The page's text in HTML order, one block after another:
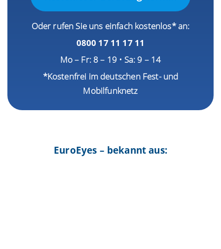
Oder rufen Sie uns einfach kostenlos* an:
0800 17 11 17 11
Mo – Fr: 8 – 19 • Sa: 9 – 14
*Kostenfrei im deutschen Fest- und
Mobilfunknetz
EuroEyes – bekannt aus: